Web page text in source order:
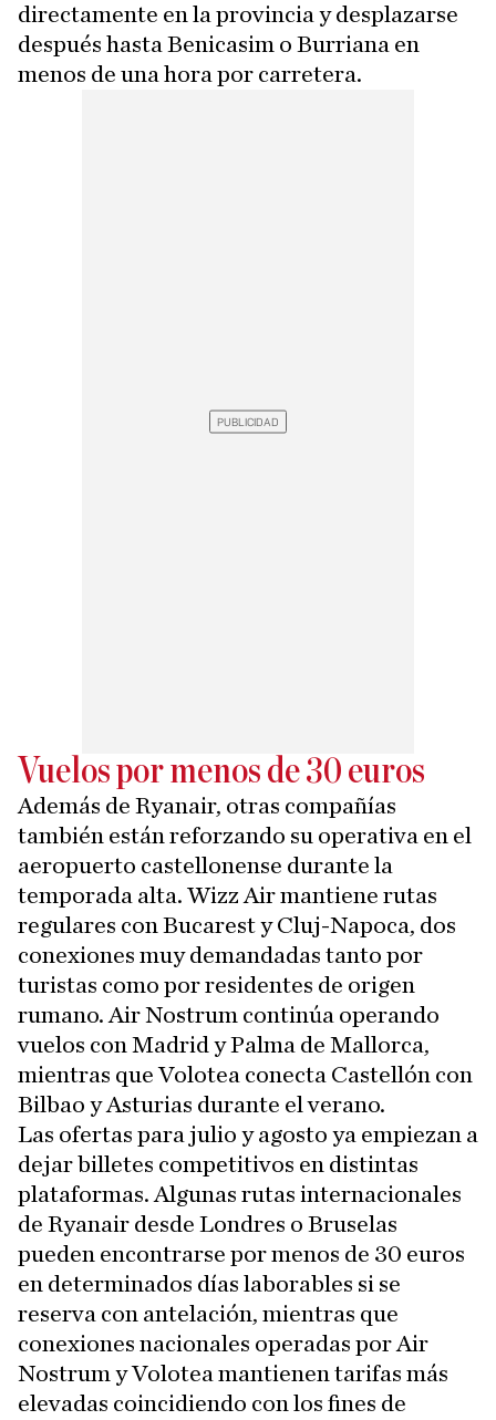
directamente en la provincia y desplazarse
después hasta Benicasim o Burriana en
menos de una hora por carretera.
Vuelos por menos de 30 euros
Además de Ryanair, otras compañías
también están reforzando su operativa en el
aeropuerto castellonense durante la
temporada alta. Wizz Air mantiene rutas
regulares con Bucarest y Cluj-Napoca, dos
conexiones muy demandadas tanto por
turistas como por residentes de origen
rumano. Air Nostrum continúa operando
vuelos con Madrid y Palma de Mallorca,
mientras que Volotea conecta Castellón con
Bilbao y Asturias durante el verano.
Las ofertas para julio y agosto ya empiezan a
dejar billetes competitivos en distintas
plataformas. Algunas rutas internacionales
de Ryanair desde Londres o Bruselas
pueden encontrarse por menos de 30 euros
en determinados días laborables si se
reserva con antelación, mientras que
conexiones nacionales operadas por Air
Nostrum y Volotea mantienen tarifas más
elevadas coincidiendo con los fines de